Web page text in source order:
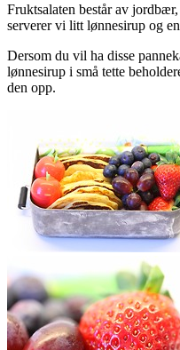
Fruktsalaten består av
serverer vi litt lønnesirup og
Dersom du vil ha disse
lønnesirup i små tette
den opp.